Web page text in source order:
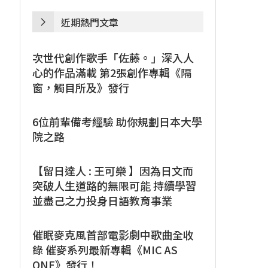
近期熱門文章
次世代創作歌手「佐藤。」深入人
心的作品滿載 第2張創作專輯《隔
窗，觸目所及》發行
6位前輩備考經驗 助你規劃日本大學
院之路
【留日達人 : 王可樂 】因為日文而
突破人生道路的無限可能 持續學習
並盡己之力投身日語教育事業
催眠麥克風首部電影劇中歌曲全收
錄 催麥系列最新專輯《MIC AS
ONE》發行！